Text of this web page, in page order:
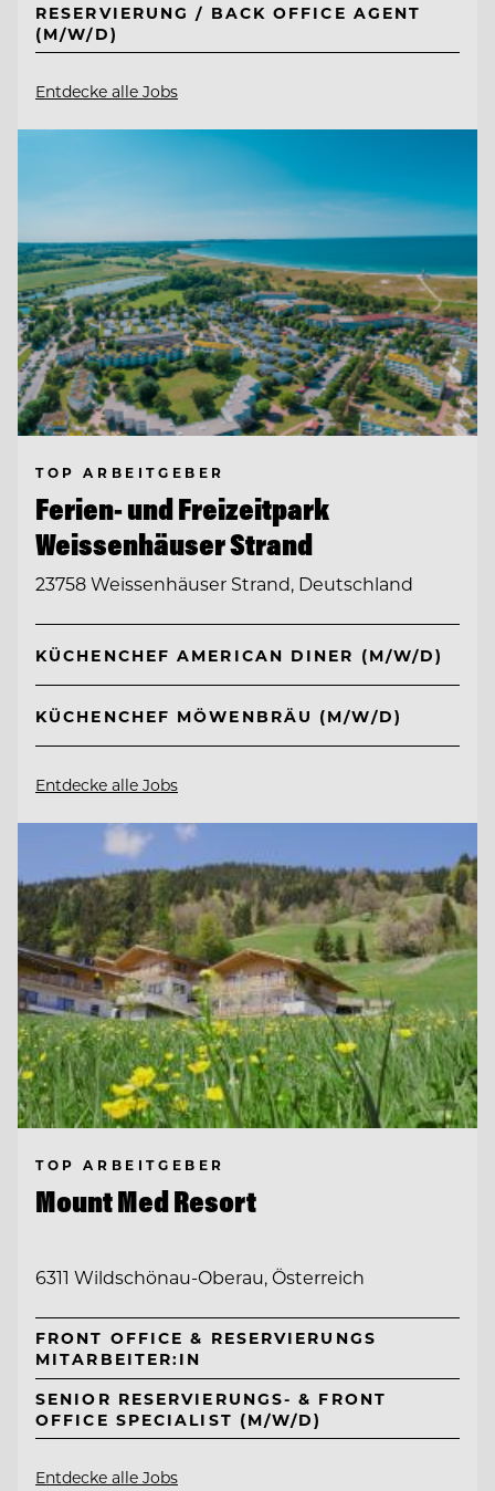
RESERVIERUNG / BACK OFFICE AGENT
(M/W/D)
Entdecke alle Jobs
TOP ARBEITGEBER
Ferien- und Freizeitpark
Weissenhäuser Strand
23758 Weissenhäuser Strand, Deutschland
KÜCHENCHEF AMERICAN DINER (M/W/D)
KÜCHENCHEF MÖWENBRÄU (M/W/D)
Entdecke alle Jobs
TOP ARBEITGEBER
Mount Med Resort
6311 Wildschönau-Oberau, Österreich
FRONT OFFICE & RESERVIERUNGS
MITARBEITER:IN
SENIOR RESERVIERUNGS- & FRONT
OFFICE SPECIALIST (M/W/D)
Entdecke alle Jobs